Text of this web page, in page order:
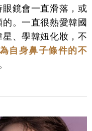
鏡會一直滑落，或
。一直很熱愛韓國
、學韓妞化妝，不
自身鼻子條件的不